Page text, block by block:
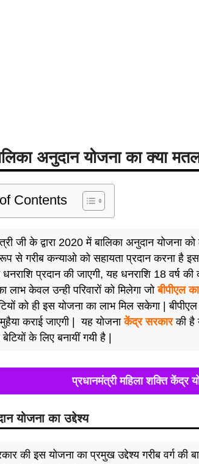
अनुदान योजना का क्या
Contents
जी के द्वारा 2020 में बालिका अनुदान योजना
से गरीब कन्याओ को सहायता प्रदान करना है
प्रदान की जाएगी, यह धनराशि 18 वर्ष की
लाभ केवल उन्ही परिवारों को मिलेगा जोबीपीएल
को ही इस योजना का लाभ मिल सकेगा |
कराई जाएगी | यह योजनाकेंद्र सरकारकी है
के लिए बनायीं गयी है |
प्रधानमंत्री महिला शक्ति केंद्र
योजना का उद्देश्य
की इस योजना का प्रमुख उद्देश्य गरीब वर्ग की